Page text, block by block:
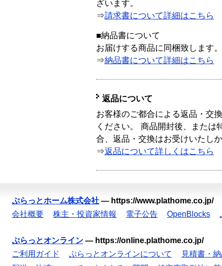
ざいます。
⇒請求書について詳細はこちら
■納品書について
お届けする商品に同梱致します。
⇒納品書について詳細はこちら
返品について
お客様のご都合による返品・交
ください。 商品開封後、または
合、返品・交換はお受けいたし
⇒返品について詳しくはこちら
ぷらっとホーム株式会社 — https://www.plathome.co.jp/
会社概要
株主・投資家情報 電子公告 OpenBlocks
ぷらっとオンライン — https://online.plathome.co.jp/
ご利用ガイド
ぷらっとオンラインについて
見積書・